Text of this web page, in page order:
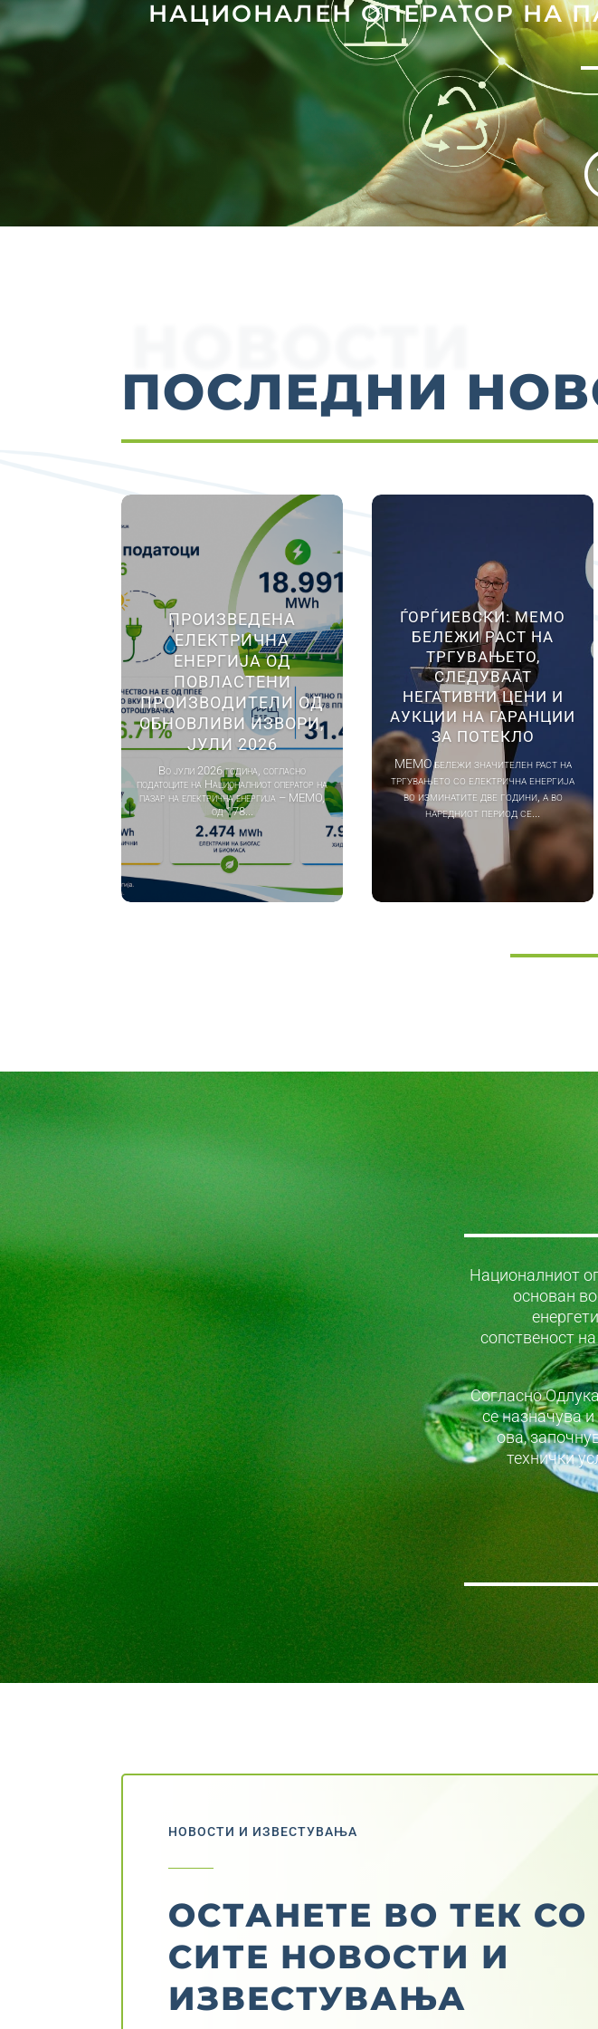
НАЦИОНАЛЕН ОПЕРАТОР НА
ПОСЛЕДНИ
ПРОИЗВЕДЕНА
ЕЛЕКТРИЧНА
ЕНЕРГИЈА ОД
ПОВЛАСТЕНИ
ПРОИЗВОДИТЕЛИ ОД
ОБНОВЛИВИ ИЗВОРИ,
ЈУЛИ 2026
Во јули 2026 година, согласно
податоците на Националниот оператор на
пазар на електрична енергија – МЕМО,
од 178...
ЃОРЃИЕВСКИ: МЕМО
БЕЛЕЖИ РАСТ НА
ТРГУВАЊЕТО,
СЛЕДУВААТ
НЕГАТИВНИ ЦЕНИ И
АУКЦИИ НА ГАРАНЦИИ
ЗА ПОТЕКЛО
МЕМО бележи значителен раст на
тргувањето со електрична енергија
во изминатите две години, а во
наредниот период се...
Националниот
основан
сопственост
Согласно
се назначува
ова,
технички
НОВОСТИ И ИЗВЕСТУВАЊА
ОСТАНЕТЕ ВО ТЕК СО
СИТЕ НОВОСТИ И
ИЗВЕСТУВАЊА